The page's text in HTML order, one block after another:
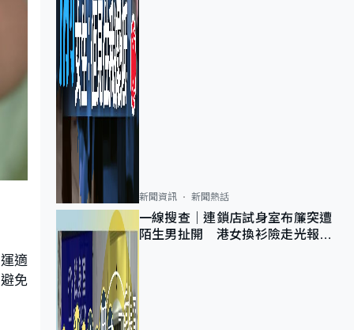
適
免
新聞資訊 新聞熱話
一線搜查｜連鎖店試身室布簾突遭
陌生男扯開 港女換衫險走光報